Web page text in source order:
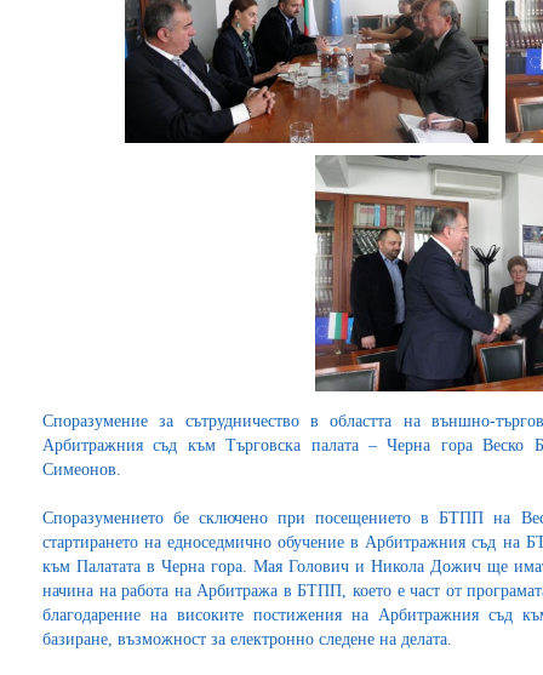
Споразумение за сътрудничество в областта на външно-
Арбитражния съд към Търговска палата – Черна гора
Симеонов.
Споразумението бе сключено при посещението в БТПП на
стартирането на едноседмично обучение в Арбитражния съд на
към Палатата в Черна гора. Мая Голович и Никола Дожич ще
начина на работа на Арбитража в БТПП, което е част от
благодарение на високите постижения на Арбитражния съд
базиране, възможност за електронно следене на делата.